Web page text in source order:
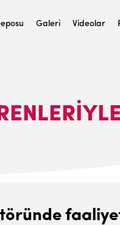
Galeri Videolar